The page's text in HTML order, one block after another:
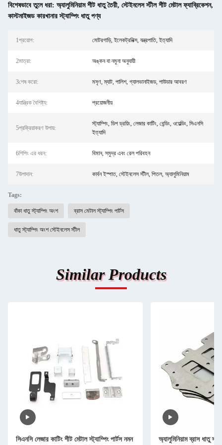
বিশেষভাবে তুলে ধরা: অ্যালুমিনিয়াম শীট ধাতু তৈরী, স্টেইনলেস স্টীল শীট মেটাল ফ্যাব্রিকেশন,
কাস্টমাইজড কারখানার স্ট্যাম্পিং ধাতু পণ্য
1প্রয়োগ: মোটরগাড়ি, ইলেকট্রনিক্স, যন্ত্রপাতি, ইত্যাদি
2মাত্রা: অঙ্কন বা নমুনা অনুযায়ী
3শেষ করো: মসৃণ, ম্যাট, পালিশ, গ্যালভানাইজড, পাউডার আবরণ
4যান্ত্রিক বৈশিষ্ট্য: প্রয়োজনীয়
5প্রক্রিয়াকরণ উপায়:
স্ট্যাম্পিং, ডিপ ড্রয়িং, লেজার কাটিং, বেন্ডিং, ওয়েল্ডিং, সিএনসি
ইত্যাদি
6শিপিং এর ধরন: বিমান, সমুদ্র এবং রেল পরিবহন
7উপাদান: কার্বন ইস্পাত, স্টেইনলেস স্টীল, পিতল, অ্যালুমিনিয়াম
Tags:
বাঁকা ধাতু স্ট্যাম্পিং অংশ ব্রাস মেটাল স্ট্যাম্পিং পার্টস
ধাতু স্ট্যাম্পিং অংশ স্টেইনলেস স্টীল
Similar Products
সিএনসি লেজার কাটিং শীট মেটাল স্ট্যাম্পিং পার্টস নমন
অ্যালুমিনিয়াম ব্রাস ধাতু